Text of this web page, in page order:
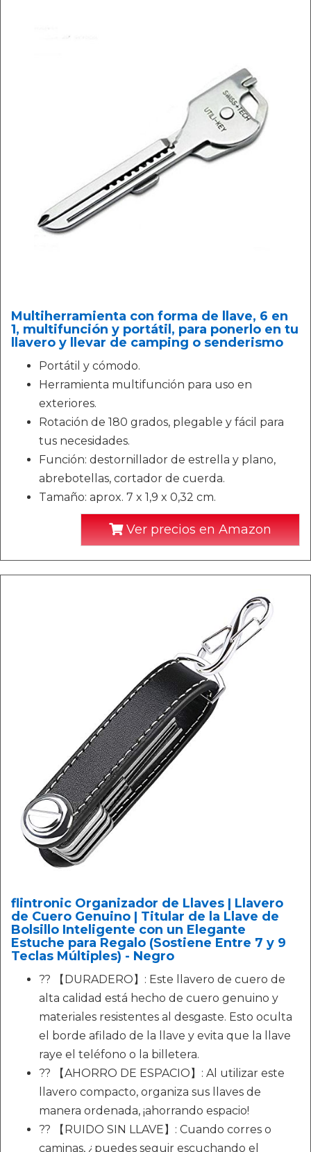
Multiherramienta con forma de llave, 6 en
1, multifunción y portátil, para ponerlo en tu
llavero y llevar de camping o senderismo
Portátil y cómodo.
Herramienta multifunción para uso en
exteriores.
Rotación de 180 grados, plegable y fácil para
tus necesidades.
Función: destornillador de estrella y plano,
abrebotellas, cortador de cuerda.
Tamaño: aprox. 7 x 1,9 x 0,32 cm.
Ver precios en Amazon
flintronic Organizador de Llaves | Llavero
de Cuero Genuino | Titular de la Llave de
Bolsillo Inteligente con un Elegante
Estuche para Regalo (Sostiene Entre 7 y 9
Teclas Múltiples) - Negro
?? 【DURADERO】: Este llavero de cuero de
alta calidad está hecho de cuero genuino y
materiales resistentes al desgaste. Esto oculta
el borde afilado de la llave y evita que la llave
raye el teléfono o la billetera.
?? 【AHORRO DE ESPACIO】: Al utilizar este
llavero compacto, organiza sus llaves de
manera ordenada, ¡ahorrando espacio!
?? 【RUIDO SIN LLAVE】: Cuando corres o
caminas, ¿puedes seguir escuchando el